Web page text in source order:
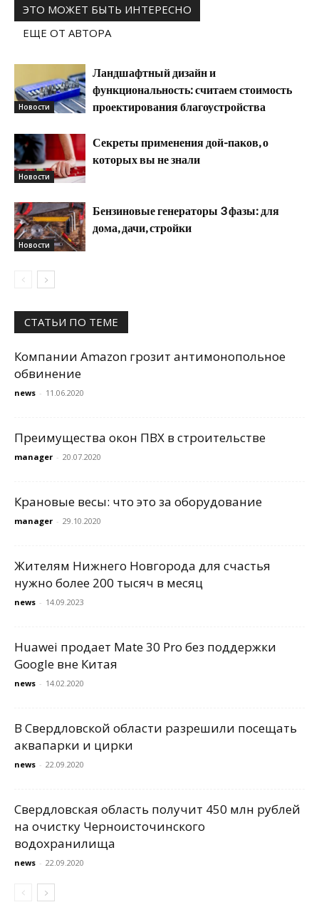
ЭТО МОЖЕТ БЫТЬ ИНТЕРЕСНО
ЕЩЕ ОТ АВТОРА
Новости
Ландшафтный дизайн и
функциональность: считаем стоимость
проектирования благоустройства
Новости
Секреты применения дой-паков, о
которых вы не знали
Новости
Бензиновые генераторы 3 фазы: для
дома, дачи, стройки
СТАТЬИ ПО ТЕМЕ
Компании Amazon грозит антимонопольное
обвинение
news - 11.06.2020
Преимущества окон ПВХ в строительстве
manager - 20.07.2020
Крановые весы: что это за оборудование
manager - 29.10.2020
Жителям Нижнего Новгорода для счастья
нужно более 200 тысяч в месяц
news - 14.09.2023
Huawei продает Mate 30 Pro без поддержки
Google вне Китая
news - 14.02.2020
В Свердловской области разрешили посещать
аквапарки и цирки
news - 22.09.2020
Свердловская область получит 450 млн рублей
на очистку Черноисточинского
водохранилища
news - 22.09.2020